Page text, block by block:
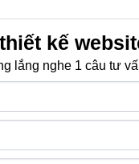
kế
lắng nghe 1 câu tư